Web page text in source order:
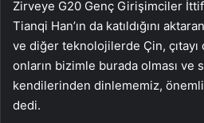
Zirveye G20 Genç Girişimciler
Tianqi Han’ın da katıldığını
ve diğer teknolojilerde Çin,
onların bizimle burada olması
kendilerinden dinlememiz,
dedi.